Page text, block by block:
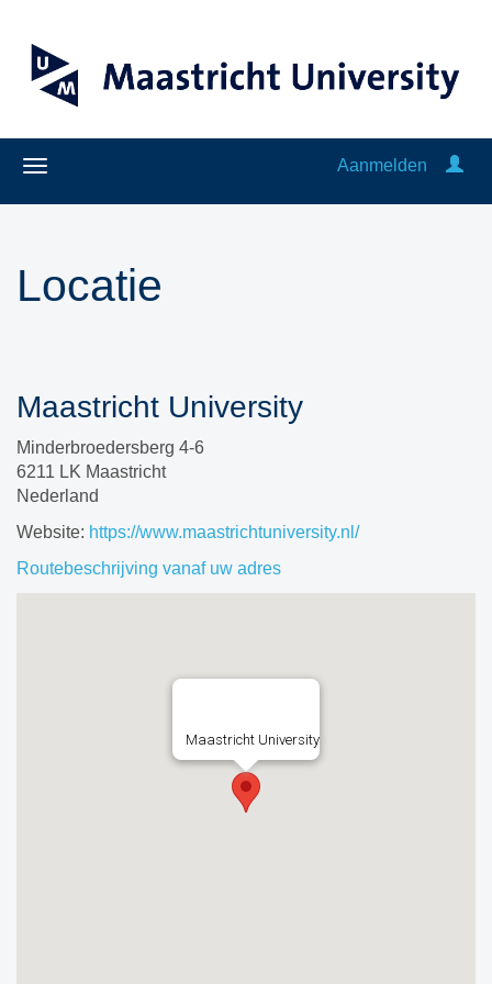
Aanmelden
Locatie
Maastricht University
Minderbroedersberg 4-6
6211 LK Maastricht
Nederland
Website: https://www.maastrichtuniversity.nl/
Routebeschrijving vanaf uw adres
Maastricht University